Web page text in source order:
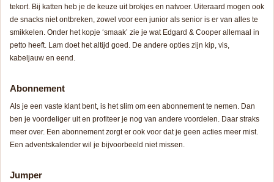
tekort. Bij katten heb je de keuze uit brokjes en natvoer. Uiteraard mogen ook
de snacks niet ontbreken, zowel voor een junior als senior is er van alles te
smikkelen. Onder het kopje ‘smaak’ zie je wat Edgard & Cooper allemaal in
petto heeft. Lam doet het altijd goed. De andere opties zijn kip, vis,
kabeljauw en eend.
Abonnement
Als je een vaste klant bent, is het slim om een abonnement te nemen. Dan
ben je voordeliger uit en profiteer je nog van andere voordelen. Daar straks
meer over. Een abonnement zorgt er ook voor dat je geen acties meer mist.
Een adventskalender wil je bijvoorbeeld niet missen.
Jumper